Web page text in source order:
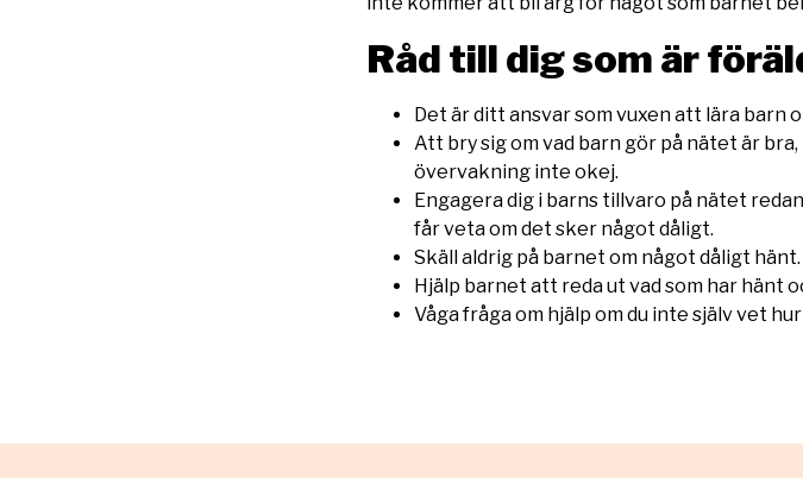
Råd till dig som är
Det är ditt ansvar som vuxen att lära barn
Att bry sig om vad barn gör på nätet är
övervakning inte okej.
Engagera dig i barns tillvaro på nätet
får veta om det sker något dåligt.
Skäll aldrig på barnet om något dåligt
Hjälp barnet att reda ut vad som har hänt
Våga fråga om hjälp om du inte själv vet